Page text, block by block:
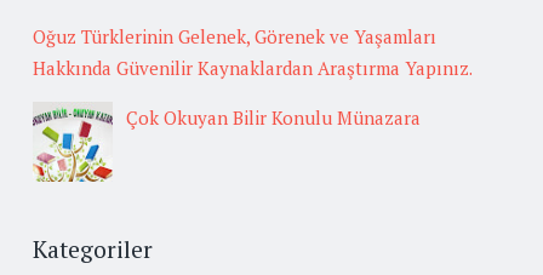
Oğuz Türklerinin Gelenek, Görenek ve Yaşamları
Hakkında Güvenilir Kaynaklardan Araştırma Yapınız.
Çok Okuyan Bilir Konulu Münazara
Kategoriler